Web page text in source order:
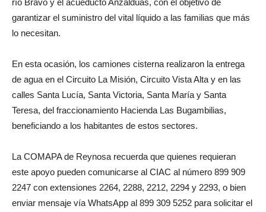
garantizar el suministro del vital líquido a las familias que más
lo necesitan.
En esta ocasión, los camiones cisterna realizaron la entrega
de agua en el Circuito La Misión, Circuito Vista Alta y en las
calles Santa Lucía, Santa Victoria, Santa María y Santa
Teresa, del fraccionamiento Hacienda Las Bugambilias,
beneficiando a los habitantes de estos sectores.
La COMAPA de Reynosa recuerda que quienes requieran
este apoyo pueden comunicarse al CIAC al número 899 909
2247 con extensiones 2264, 2288, 2212, 2294 y 2293, o bien
enviar mensaje vía WhatsApp al 899 309 5252 para solicitar el